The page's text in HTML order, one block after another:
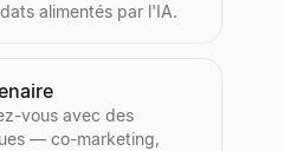
alimentés par l'IA.
vous avec des
— co-marketing,